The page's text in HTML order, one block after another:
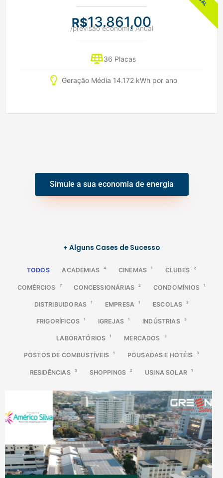
R$13.861,00
/previsão economia Anual
36 Placas
Geração Média 14.172 kWh por ano
Simule a sua economia de energia
+ Alguns Cases de Sucesso
TODOS ACADEMIAS 4 CINEMAS 1 CLUBES 2
COMÉRCIOS 7 CONCESSIONÁRIAS 2 CONDOMÍNIOS 1
DISTRIBUIDORAS 1 EMPRESA 1 ESCOLAS 3
FRIGORÍFICOS 1 IGREJAS 1 INDÚSTRIAS 3
LABORATÓRIOS 1 MERCADOS 3
POSTOS DE COMBUSTÍVEIS 1 POUSADAS E HOTÉIS 3
RESIDÊNCIAS 3 SHOPPINGS 2 USINA SOLAR 1